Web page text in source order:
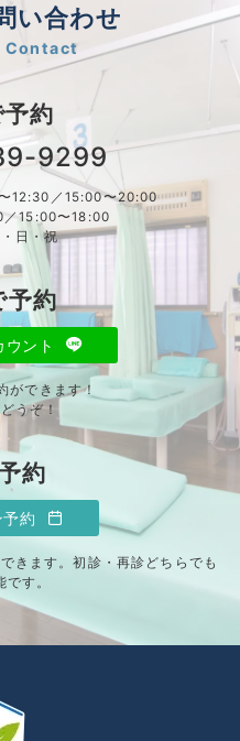
い合わせ
Contact
予約
9299
12:30／15:00〜20:00
／15:00〜18:00
日・祝
予約
ント
ができます！
うぞ！
約
約
きます。初診・再診どちらでも
です。